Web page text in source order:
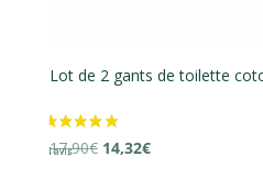
Lot de 2 gants de toilette
17,90€ Le
14,32€Le